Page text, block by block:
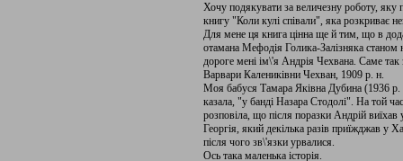
Хочу подякувати за величезну роботу,
книгу "Коли кулі співали", яка розкриває
Для мене ця книга цінна ще й тим, що в
отамана Мефодія Голика-Залізняка
дороге мені ім\'я Андрія Чехвана. Саме так
Варвари Калениківни Чехван, 1909 р. н.
Моя бабуся Тамара Яківна Дубина (1936
казала, "у банді Назара Стодолі". На той
розповіла, що після поразки Андрій
Георгія, який декілька разів приїжджав у
після чого зв\'язки урвалися.
Ось така маленька історія.